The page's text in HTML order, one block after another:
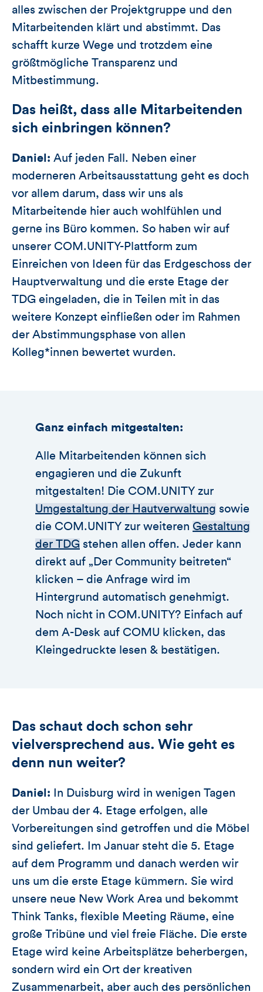
alles zwischen der Projektgruppe und den
Mitarbeitenden klärt und abstimmt. Das
schafft kurze Wege und trotzdem eine
größtmögliche Transparenz und
Mitbestimmung.
Das heißt, dass alle Mitarbeitenden
sich einbringen können?
Daniel: Auf jeden Fall. Neben einer
moderneren Arbeitsausstattung geht es doch
vor allem darum, dass wir uns als
Mitarbeitende hier auch wohlfühlen und
gerne ins Büro kommen. So haben wir auf
unserer COM.UNITY-Plattform zum
Einreichen von Ideen für das Erdgeschoss der
Hauptverwaltung und die erste Etage der
TDG eingeladen, die in Teilen mit in das
weitere Konzept einfließen oder im Rahmen
der Abstimmungsphase von allen
Kolleg*innen bewertet wurden.
Ganz einfach mitgestalten:
Alle Mitarbeitenden können sich
engagieren und die Zukunft
mitgestalten! Die COM.UNITY zur
Umgestaltung der Hautverwaltung sowie
die COM.UNITY zur weiteren Gestaltung
der TDG stehen allen offen. Jeder kann
direkt auf „Der Community beitreten“
klicken – die Anfrage wird im
Hintergrund automatisch genehmigt.
Noch nicht in COM.UNITY? Einfach auf
dem A-Desk auf COMU klicken, das
Kleingedruckte lesen & bestätigen.
Das schaut doch schon sehr
vielversprechend aus. Wie geht es
denn nun weiter?
Daniel: In Duisburg wird in wenigen Tagen
der Umbau der 4. Etage erfolgen, alle
Vorbereitungen sind getroffen und die Möbel
sind geliefert. Im Januar steht die 5. Etage
auf dem Programm und danach werden wir
uns um die erste Etage kümmern. Sie wird
unsere neue New Work Area und bekommt
Think Tanks, flexible Meeting Räume, eine
große Tribüne und viel freie Fläche. Die erste
Etage wird keine Arbeitsplätze beherbergen,
sondern wird ein Ort der kreativen
Zusammenarbeit, aber auch des persönlichen